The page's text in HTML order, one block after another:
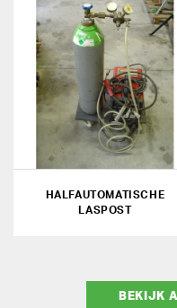
HALFAUTOMATISCHE
LASPOST
BEKIJK